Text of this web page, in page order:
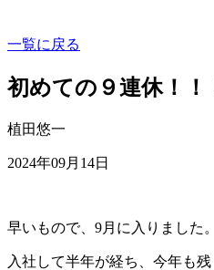
一覧に戻る
初めての９連休！！
植田悠一
2024年09月14日
早いもので、9月に入りました。
入社して半年が経ち、今年も